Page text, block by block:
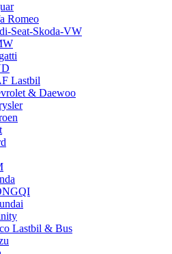
Romeo
Seat-Skoda-VW
Lastbil
& Daewoo
Lastbil & Bus